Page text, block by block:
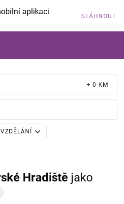
aplikaci STÁHNOUT
+ 0 KM
VZDĚLÁNÍ
Hradiště jako